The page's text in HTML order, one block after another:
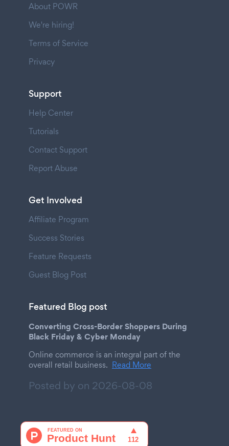
About POWR
We're hiring!
Terms of Service
Privacy
Support
Help Center
Tutorials
Contact Support
Report Abuse
Get Involved
Affiliate Program
Success Stories
Feature Requests
Guest Blog Post
Featured Blog post
Converting Cross-Border Shoppers During
Black Friday & Cyber Monday
Online commerce is an integral part of the
overall retail business. Read More
Posted by on 2026-08-08